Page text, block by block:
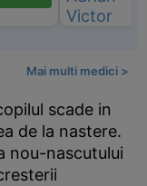
Mai multi medici >
scade in
de la nastere.
nou-nascutului